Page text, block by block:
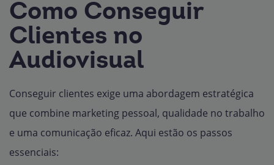
Como Conseguir
Clientes no
Audiovisual
Conseguir clientes exige uma abordagem estratégica
que combine marketing pessoal, qualidade no trabalho
e uma comunicação eficaz. Aqui estão os passos
essenciais: